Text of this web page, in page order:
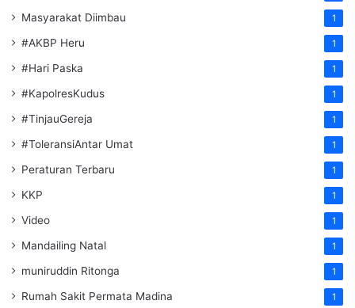
Masyarakat Diimbau 1
#AKBP Heru 1
#Hari Paska 1
#KapolresKudus 1
#TinjauGereja 1
#ToleransiAntar Umat 1
Peraturan Terbaru 1
KKP 1
Video 1
Mandailing Natal 1
muniruddin Ritonga 1
Rumah Sakit Permata Madina 1